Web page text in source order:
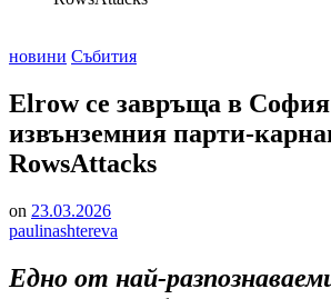
Posted
новини Събития
Elrow се завръща в София
извънземния парти-
RowsAttacks
on 23.03.2026
paulinashtereva
Едно от най-